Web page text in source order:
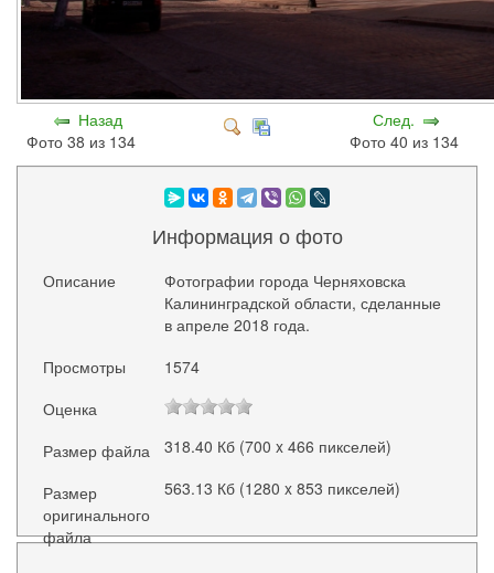
Назад
Фото 38 из 134
След.
Фото 40 из 134
Информация о фото
Описание
Фотографии города Черняховска
Калининградской области, сделанные
в апреле 2018 года.
Просмотры
1574
Оценка
Размер файла
318.40 Кб (700 x 466 пикселей)
Размер
оригинального
файла
563.13 Кб (1280 x 853 пикселей)